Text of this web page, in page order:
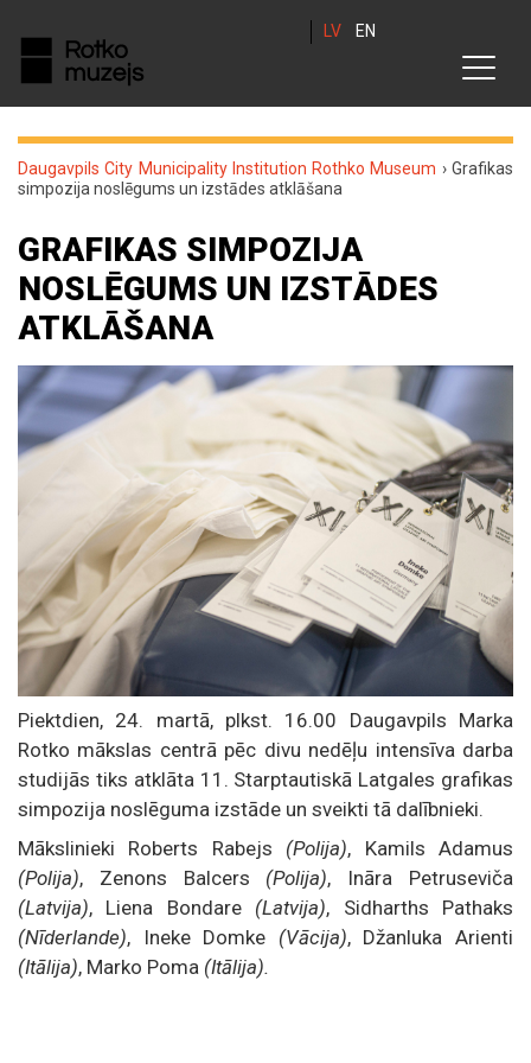
LV EN
Daugavpils City Municipality Institution Rothko Museum ›Grafikas
simpozija noslēgums un izstādes atklāšana
GRAFIKAS SIMPOZIJA
NOSLĒGUMS UN IZSTĀDES
ATKLĀŠANA
Piektdien, 24. martā, plkst. 16.00 Daugavpils Marka
Rotko mākslas centrā pēc divu nedēļu intensīva darba
studijās tiks atklāta 11. Starptautiskā Latgales grafikas
simpozija noslēguma izstāde un sveikti tā dalībnieki.
Mākslinieki Roberts Rabejs (Polija), Kamils Adamus
(Polija), Zenons Balcers (Polija), Ināra Petruseviča
(Latvija), Liena Bondare (Latvija), Sidharths Pathaks
(Nīderlande), Ineke Domke (Vācija), Džanluka Arienti
(Itālija), Marko Poma (Itālija).